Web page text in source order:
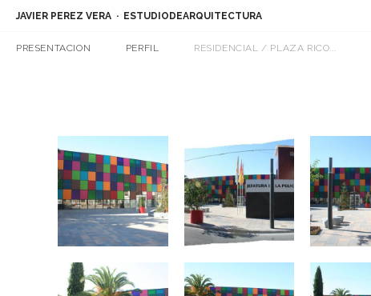
JAVIER PEREZ VERA ESTUDIODEARQUITECTURA
PRESENTACION PERFIL RESIDENCIAL / PLAZA RICO...